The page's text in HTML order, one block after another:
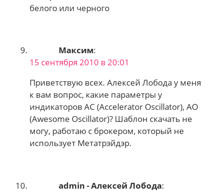
белого или черного
Максим:
15 сентября 2010 в 20:01
Приветствую всех. Алексей Лобода у меня
к вам вопрос, какие параметры у
индикаторов AC (Accelerator Oscillator), AO
(Awesome Oscillator)? Шаблон скачать не
могу, работаю с брокером, который не
использует Метатрэйдэр.
admin - Алексей Лобода: